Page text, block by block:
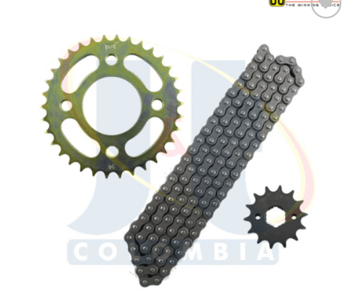
deseos